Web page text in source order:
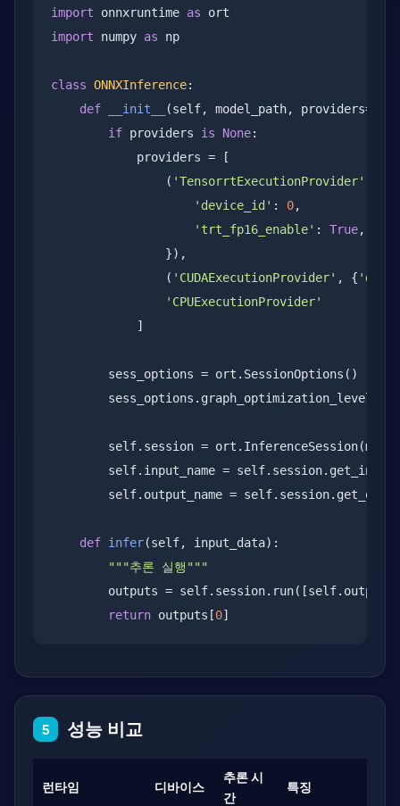
import onnxruntime as
import numpy as np
class ONNXInference:
def
__init__ (self, model_path, providers=
if providers is None:
            providers = [
                (
'TensorrtExecutionProvider'
'device_id' : 0,
'trt_fp16_enable' : True,
                }),
                (
'CUDAExecutionProvider' , {
'CPUExecutionProvider'
            ]
        sess_options = ort.SessionOptions()
sess_options.graph_optimization_level =
self.session =
self.input_name =
self.output_name =
def infer(self, input_data):
"""추론 실행"""
outputs =
return outputs[0]
5 성능 비교
런타임 디바이스
추론 시
간
특징